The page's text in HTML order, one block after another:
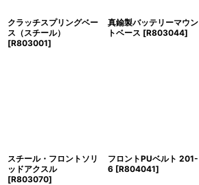
クラッチスプリングベー
ス（スチール）
[R803001]
真鍮製バッテリーマウン
トベース [R803044]
スチール・フロントソリ
ッドアクスル
[R803070]
フロントPUベルト 201-
6 [R804041]